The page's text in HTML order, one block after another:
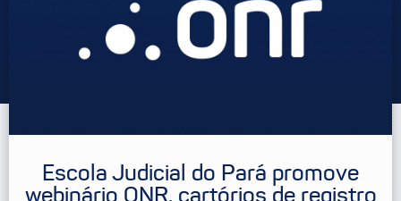
Escola Judicial do Pará promove